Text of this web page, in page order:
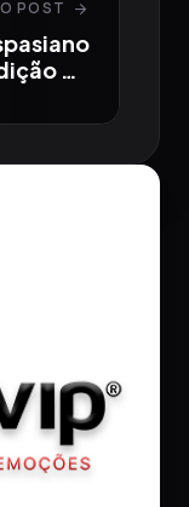
POST arrow_forward
da
Chão